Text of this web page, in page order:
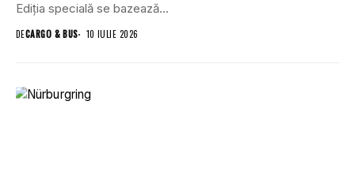
Ediția specială se bazează...
DECARGO & BUS 10 IULIE 2026